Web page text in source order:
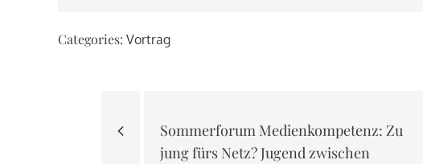
Categories: Vortrag
Sommerforum Medienkompetenz: Zu
jung fürs Netz? Jugend zwischen